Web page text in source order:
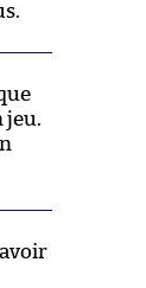
jeu.